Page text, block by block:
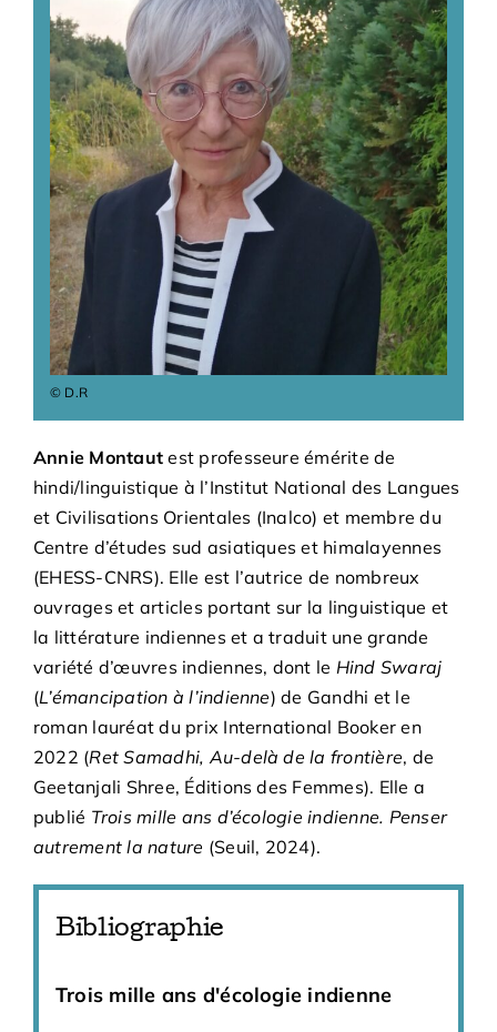
Bénévoles
Adhésions
Archives
Contact
© D.R
Annie Montaut est professeure émérite de
hindi/linguistique à l’Institut National des Langues
et Civilisations Orientales (Inalco) et membre du
Centre d’études sud asiatiques et himalayennes
(EHESS-CNRS). Elle est l’autrice de nombreux
ouvrages et articles portant sur la linguistique et
la littérature indiennes et a traduit une grande
variété d’œuvres indiennes, dont le Hind Swaraj
(L’émancipation à l’indienne) de Gandhi et le
roman lauréat du prix International Booker en
2022 (Ret Samadhi, Au-delà de la frontière, de
Geetanjali Shree, Éditions des Femmes). Elle a
publié Trois mille ans d’écologie indienne. Penser
autrement la nature (Seuil, 2024).
Bibliographie
Trois mille ans d'écologie indienne